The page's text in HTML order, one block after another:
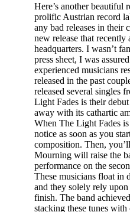
Here’s another beautiful
prolific Austrian record
any bad releases in their
new release that
headquarters. I wasn’t
press sheet, I was
experienced musicians
released in the past
released several singles
Light Fades is their
away with its cathartic
When The Light Fades
notice as soon as you
composition. Then,
Mourning will raise the
performance on the
These musicians float in
and they solely rely
finish. The band
stacking these tunes